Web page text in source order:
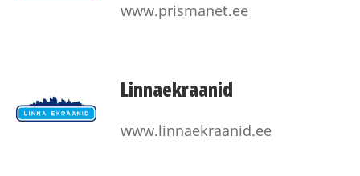
www.prismanet.ee
Linnaekraanid
www.linnaekraanid.ee